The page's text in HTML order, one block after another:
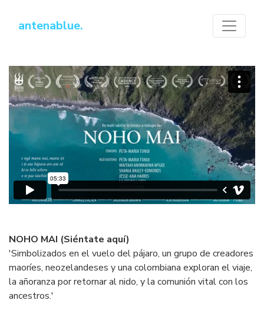
antenablue.
NOHO MAI (Siéntate aquí)
'Simbolizados en el vuelo del pájaro, un grupo de creadores
maoríes, neozelandeses y una colombiana exploran el viaje,
la añoranza por retornar al nido, y la comunión vital con los
ancestros.'